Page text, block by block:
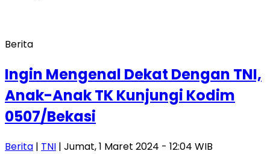
Berita
Ingin Mengenal Dekat Dengan TNI,
Anak-Anak TK Kunjungi Kodim
0507/Bekasi
Berita | TNI | Jumat, 1 Maret 2024 - 12:04 WIB